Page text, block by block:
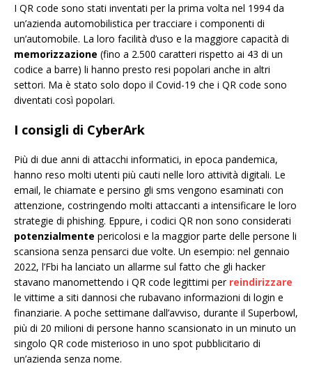
I QR code sono stati inventati per la prima volta nel 1994 da
un’azienda automobilistica per tracciare i componenti di
un’automobile. La loro facilità d’uso e la maggiore capacità di
memorizzazione (fino a 2.500 caratteri rispetto ai 43 di un
codice a barre) li hanno presto resi popolari anche in altri
settori. Ma è stato solo dopo il Covid-19 che i QR code sono
diventati così popolari.
I consigli di CyberArk
Più di due anni di attacchi informatici, in epoca pandemica,
hanno reso molti utenti più cauti nelle loro attività digitali. Le
email, le chiamate e persino gli sms vengono esaminati con
attenzione, costringendo molti attaccanti a intensificare le loro
strategie di phishing. Eppure, i codici QR non sono considerati
potenzialmente pericolosi e la maggior parte delle persone li
scansiona senza pensarci due volte. Un esempio: nel gennaio
2022, l’Fbi ha lanciato un allarme sul fatto che gli hacker
stavano manomettendo i QR code legittimi per reindirizzare
le vittime a siti dannosi che rubavano informazioni di login e
finanziarie. A poche settimane dall’avviso, durante il Superbowl,
più di 20 milioni di persone hanno scansionato in un minuto un
singolo QR code misterioso in uno spot pubblicitario di
un’azienda senza nome.